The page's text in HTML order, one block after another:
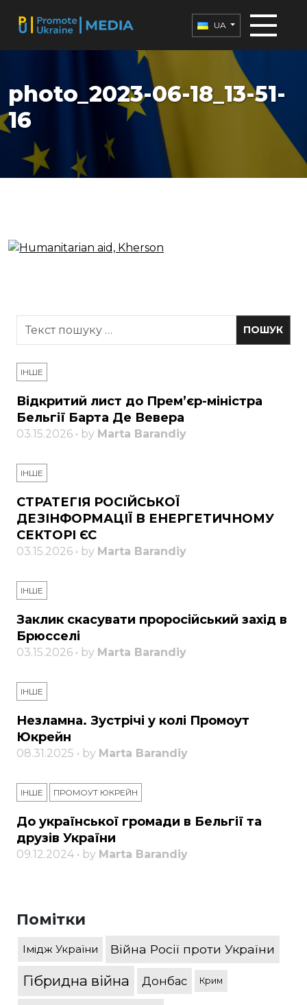
UA
photo_2023-06-18_13-51-
16
ІНШЕ
Відкритий лист до Прем’єр-міністра
Бельгії Барта Де Вевера
03.15.2026 • by Marta Barandiy
ІНШЕ
СТРАТЕГІЯ РОСІЙСЬКОЇ
ДЕЗІНФОРМАЦІЇ В ЕНЕРГЕТИЧНОМУ
СЕКТОРІ ЄС
03.15.2026 • by Marta Barandiy
ІНШЕ
Заклик скасувати проросійський захід в
Брюсселі
03.15.2026 • by Marta Barandiy
ІНШЕ
Незламна. Зустрічі у колі Промоут
Юкрейн
08.31.2025 • by Marta Barandiy
ІНШЕ ПРОМОУТ ЮКРЕЙН
До української громади в Бельгії та
друзів України
09.12.2024 • by Marta Barandiy
Помітки
Імідж України Війна Росії проти України
Гібридна війна Донбас Крим